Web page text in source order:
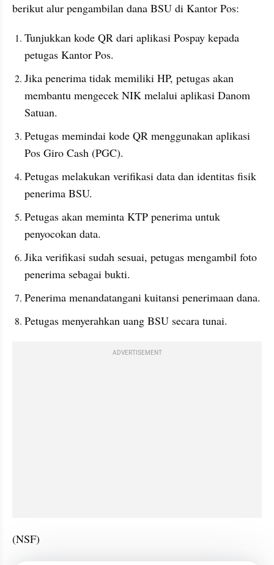
berikut alur pengambilan dana BSU di Kantor Pos:
Tunjukkan kode QR dari aplikasi Pospay kepada
petugas Kantor Pos.
Jika penerima tidak memiliki HP, petugas akan
membantu mengecek NIK melalui aplikasi Danom
Satuan.
Petugas memindai kode QR menggunakan aplikasi
Pos Giro Cash (PGC).
Petugas melakukan verifikasi data dan identitas fisik
penerima BSU.
Petugas akan meminta KTP penerima untuk
penyocokan data.
Jika verifikasi sudah sesuai, petugas mengambil foto
penerima sebagai bukti.
Penerima menandatangani kuitansi penerimaan dana.
Petugas menyerahkan uang BSU secara tunai.
ADVERTISEMENT
(NSF)